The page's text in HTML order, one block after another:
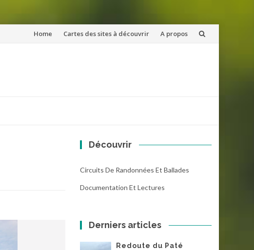
Aller
Home Cartes des sites à découvrir A propos
Découvrir
Circuits De Randonnées Et Ballades
Documentation Et Lectures
Derniers articles
Redoute du Paté